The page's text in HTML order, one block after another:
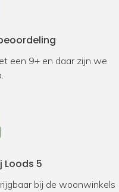
een 9+ en daar zijn we
Loods 5
bij de woonwinkels